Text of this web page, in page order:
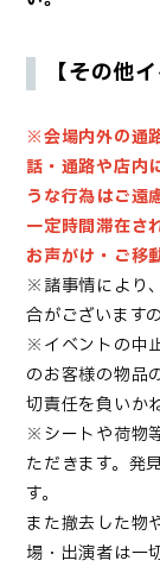
【その他
※会場内外の通
話・通路や店内
うな行為はご遠
一定時間滞在さ
お声がけ・ご移
※諸事情により
合がございます
※イベントの中
のお客様の物品
切責任を負いか
※シートや荷物
ただきます。発
す。
また撤去した物
場・出演者は一